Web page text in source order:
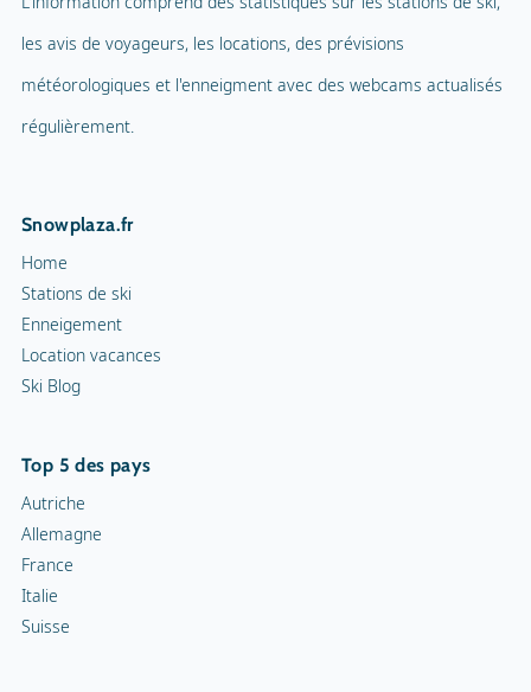
les avis de voyageurs, les locations, des prévisions
météorologiques et l'enneigment avec des webcams actualisés
régulièrement.
Snowplaza.fr
Home
Stations de ski
Enneigement
Location vacances
Ski Blog
Top 5 des pays
Autriche
Allemagne
France
Italie
Suisse